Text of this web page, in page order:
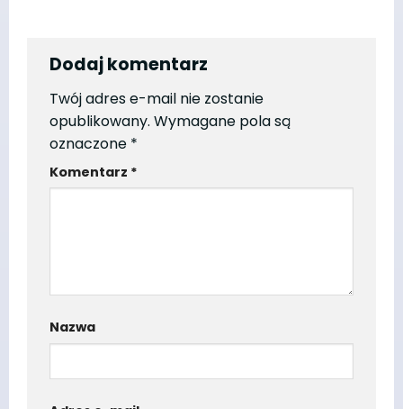
Dodaj komentarz
Twój adres e-mail nie zostanie
opublikowany. Wymagane pola są
oznaczone *
Komentarz *
Nazwa